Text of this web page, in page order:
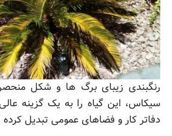
رنگبندی زیبای برگ ها و شکل
سیکاس، این گیاه را به یک گزینه
دفاتر کار و فضاهای عمومی تبدیل